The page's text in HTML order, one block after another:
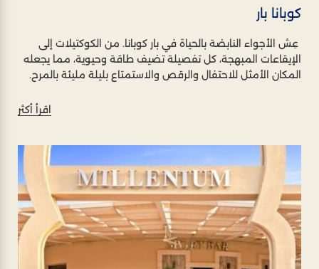
كوبانا بار
عِش الأجواء النابضة بالحياة في بار كوبانا. من الكوكتيلات إلى
الإيقاعات المبهجة، كل تفصيلة تضيف طاقة وحيوية، مما يجعله
المكان الأمثل للاحتفال والرقص والاستمتاع بليلة مليئة بالمرح.
اقرأ أكثر